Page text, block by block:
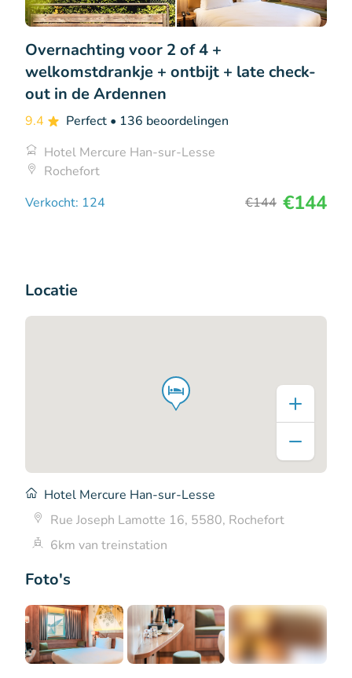
Overnachting voor 2 of 4 +
welkomstdrankje + ontbijt + late check-
out in de Ardennen
9.4 Perfect • 136 beoordelingen
Hotel Mercure Han-sur-Lesse
Rochefort
Verkocht: 124
€144 €144
Foto's
Locatie
Hotel Mercure Han-sur-Lesse
Rue Joseph Lamotte 16, 5580, Rochefort
6km van treinstation